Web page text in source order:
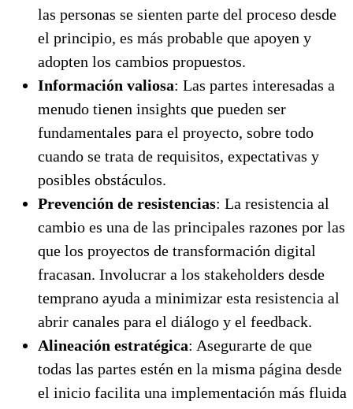
las personas se sienten parte del proceso desde
el principio, es más probable que apoyen y
adopten los cambios propuestos.
Información valiosa: Las partes interesadas a
menudo tienen insights que pueden ser
fundamentales para el proyecto, sobre todo
cuando se trata de requisitos, expectativas y
posibles obstáculos.
Prevención de resistencias: La resistencia al
cambio es una de las principales razones por las
que los proyectos de transformación digital
fracasan. Involucrar a los stakeholders desde
temprano ayuda a minimizar esta resistencia al
abrir canales para el diálogo y el feedback.
Alineación estratégica: Asegurarte de que
todas las partes estén en la misma página desde
el inicio facilita una implementación más fluida